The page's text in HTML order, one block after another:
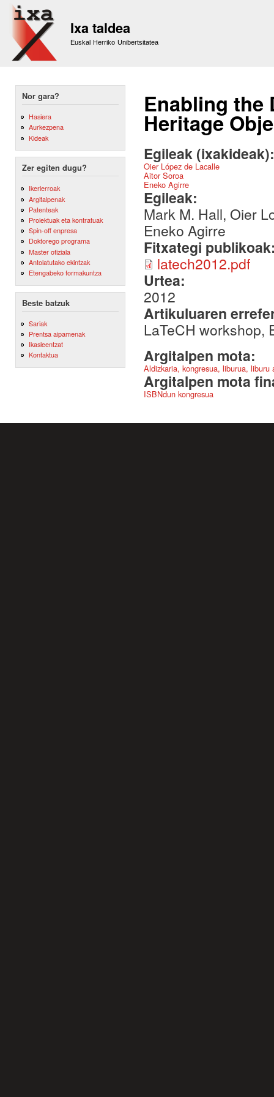
Ixa taldea
Euskal Herriko Unibertsitatea
Nor gara?
Hasiera
Aurkezpena
Kideak
Zer egiten dugu?
Ikerlerroak
Argitalpenak
Patenteak
Proiektuak eta kontratuak
Spin-off enpresa
Doktorego programa
Master ofiziala
Antolatutako ekintzak
Etengabeko formakuntza
Beste batzuk
Sariak
Prentsa aipamenak
Ikasleentzat
Kontaktua
Enabling the
Heritage
Egileak
Oier López de Lacalle
Aitor Soroa
Eneko Agirre
Egileak:
Mark M. Hall, Oier
Eneko Agirre
Fitxategi
latech2012.pdf
Urtea:
2012
Artikuluaren
LaTeCH workshop,
Argitalpen mota:
Aldizkaria, kongresua, liburua,
Argitalpen mota
ISBNdun kongresua